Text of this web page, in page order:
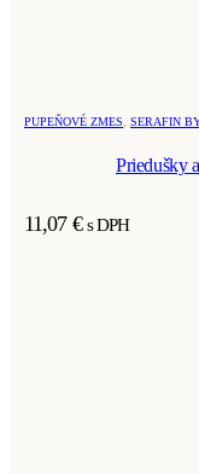
PUPEŇOVÉ ZMES SERAFIN
Priedušky
11,07 € s DPH